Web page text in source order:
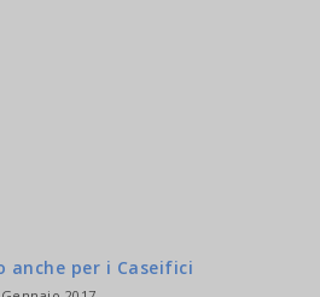
anche per i Caseifici